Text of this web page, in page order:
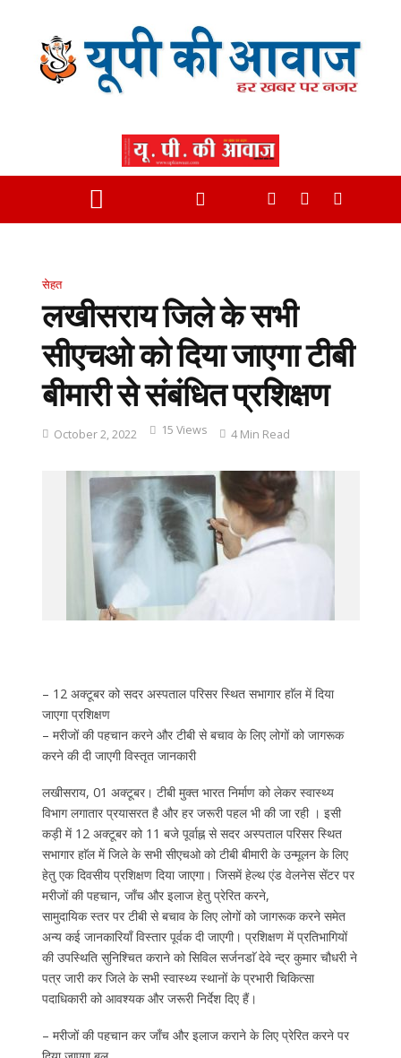
सेहत
लखीसराय जिले के सभी
सीएचओ को दिया जाएगा टीबी
बीमारी से संबंधित प्रशिक्षण
October 2, 2022 15 Views 4 Min Read
– 12 अक्टूबर को सदर अस्पताल परिसर स्थित सभागार हाॅल में दिया
जाएगा प्रशिक्षण
– मरीजों की पहचान करने और टीबी से बचाव के लिए लोगों को जागरूक
करने की दी जाएगी विस्तृत जानकारी
लखीसराय, 01 अक्टूबर। टीबी मुक्त भारत निर्माण को लेकर स्वास्थ्य
विभाग लगातार प्रयासरत है और हर जरूरी पहल भी की जा रही । इसी
कड़ी में 12 अक्टूबर को 11 बजे पूर्वाह्न से सदर अस्पताल परिसर स्थित
सभागार हाॅल में जिले के सभी सीएचओ को टीबी बीमारी के उन्मूलन के लिए
हेतु एक दिवसीय प्रशिक्षण दिया जाएगा। जिसमें हेल्थ एंड वेलनेस सेंटर पर
मरीजों की पहचान, जाँच और इलाज हेतु प्रेरित करने,
सामुदायिक स्तर पर टीबी से बचाव के लिए लोगों को जागरूक करने समेत
अन्य कई जानकारियाँ विस्तार पूर्वक दी जाएगी। प्रशिक्षण में प्रतिभागियों
की उपस्थिति सुनिश्चित कराने को सिविल सर्जनडाॅ देवे न्द्र कुमार चौधरी ने
पत्र जारी कर जिले के सभी स्वास्थ्य स्थानों के प्रभारी चिकित्सा
पदाधिकारी को आवश्यक और जरूरी निर्देश दिए हैं।
– मरीजों की पहचान कर जाँच और इलाज कराने के लिए प्रेरित करने पर